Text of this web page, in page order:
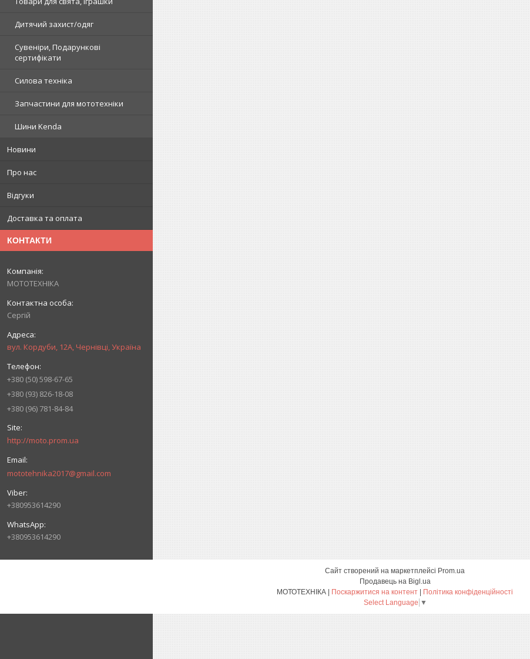
Дитячий захист/одяг
Сувеніри, Подарункові
сертифікати
Силова техніка
Запчастини для мототехніки
Шини Kenda
Новини
Про нас
Відгуки
Доставка та оплата
КОНТАКТИ
МОТОТЕХНІКА
Сергій
вул. Кордуби, 12А, Чернівці, Україна
+380 (50) 598-67-65
+380 (93) 826-18-08
+380 (96) 781-84-84
http://moto.prom.ua
mototehnika2017@gmail.com
+380953614290
+380953614290
Сайт створений на маркетплейсі Prom.ua
Продавець на Bigl.ua
МОТОТЕХНІКА | Поскаржитися на контент | Політика конфіденційності
Select Language ▼